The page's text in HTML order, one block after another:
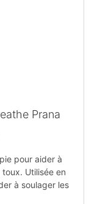
Prana
pour aider à
Utilisée en
à soulager les